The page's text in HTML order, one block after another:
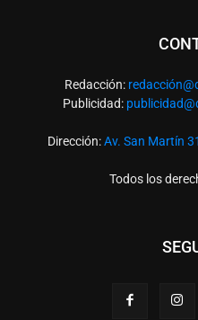
Redacción: redacció
Publicidad:
Dirección:Av. San Martín
Todos los